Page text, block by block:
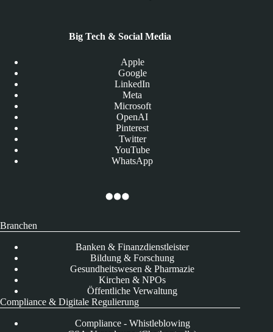
Big Tech & Social Media
Apple
Google
LinkedIn
Meta
Microsoft
OpenAI
Pinterest
Twitter
YouTube
WhatsApp
Branchen
Banken & Finanzdienstleister
Bildung & Forschung
Gesundheitswesen & Pharmazie
Kirchen & NPOs
Öffentliche Verwaltung
Compliance & Digitale Regulierung
Compliance - Whistleblowing